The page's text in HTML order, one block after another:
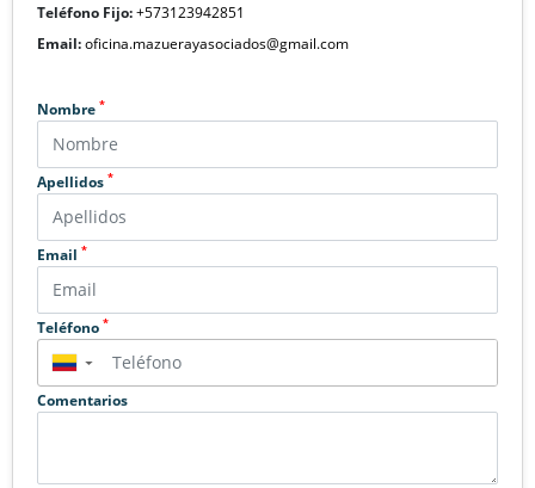
Teléfono Fijo:+573123942851
Email:oficina.mazuerayasociados@gmail.com
Nombre *
Apellidos *
Email *
Teléfono *
▼
Comentarios